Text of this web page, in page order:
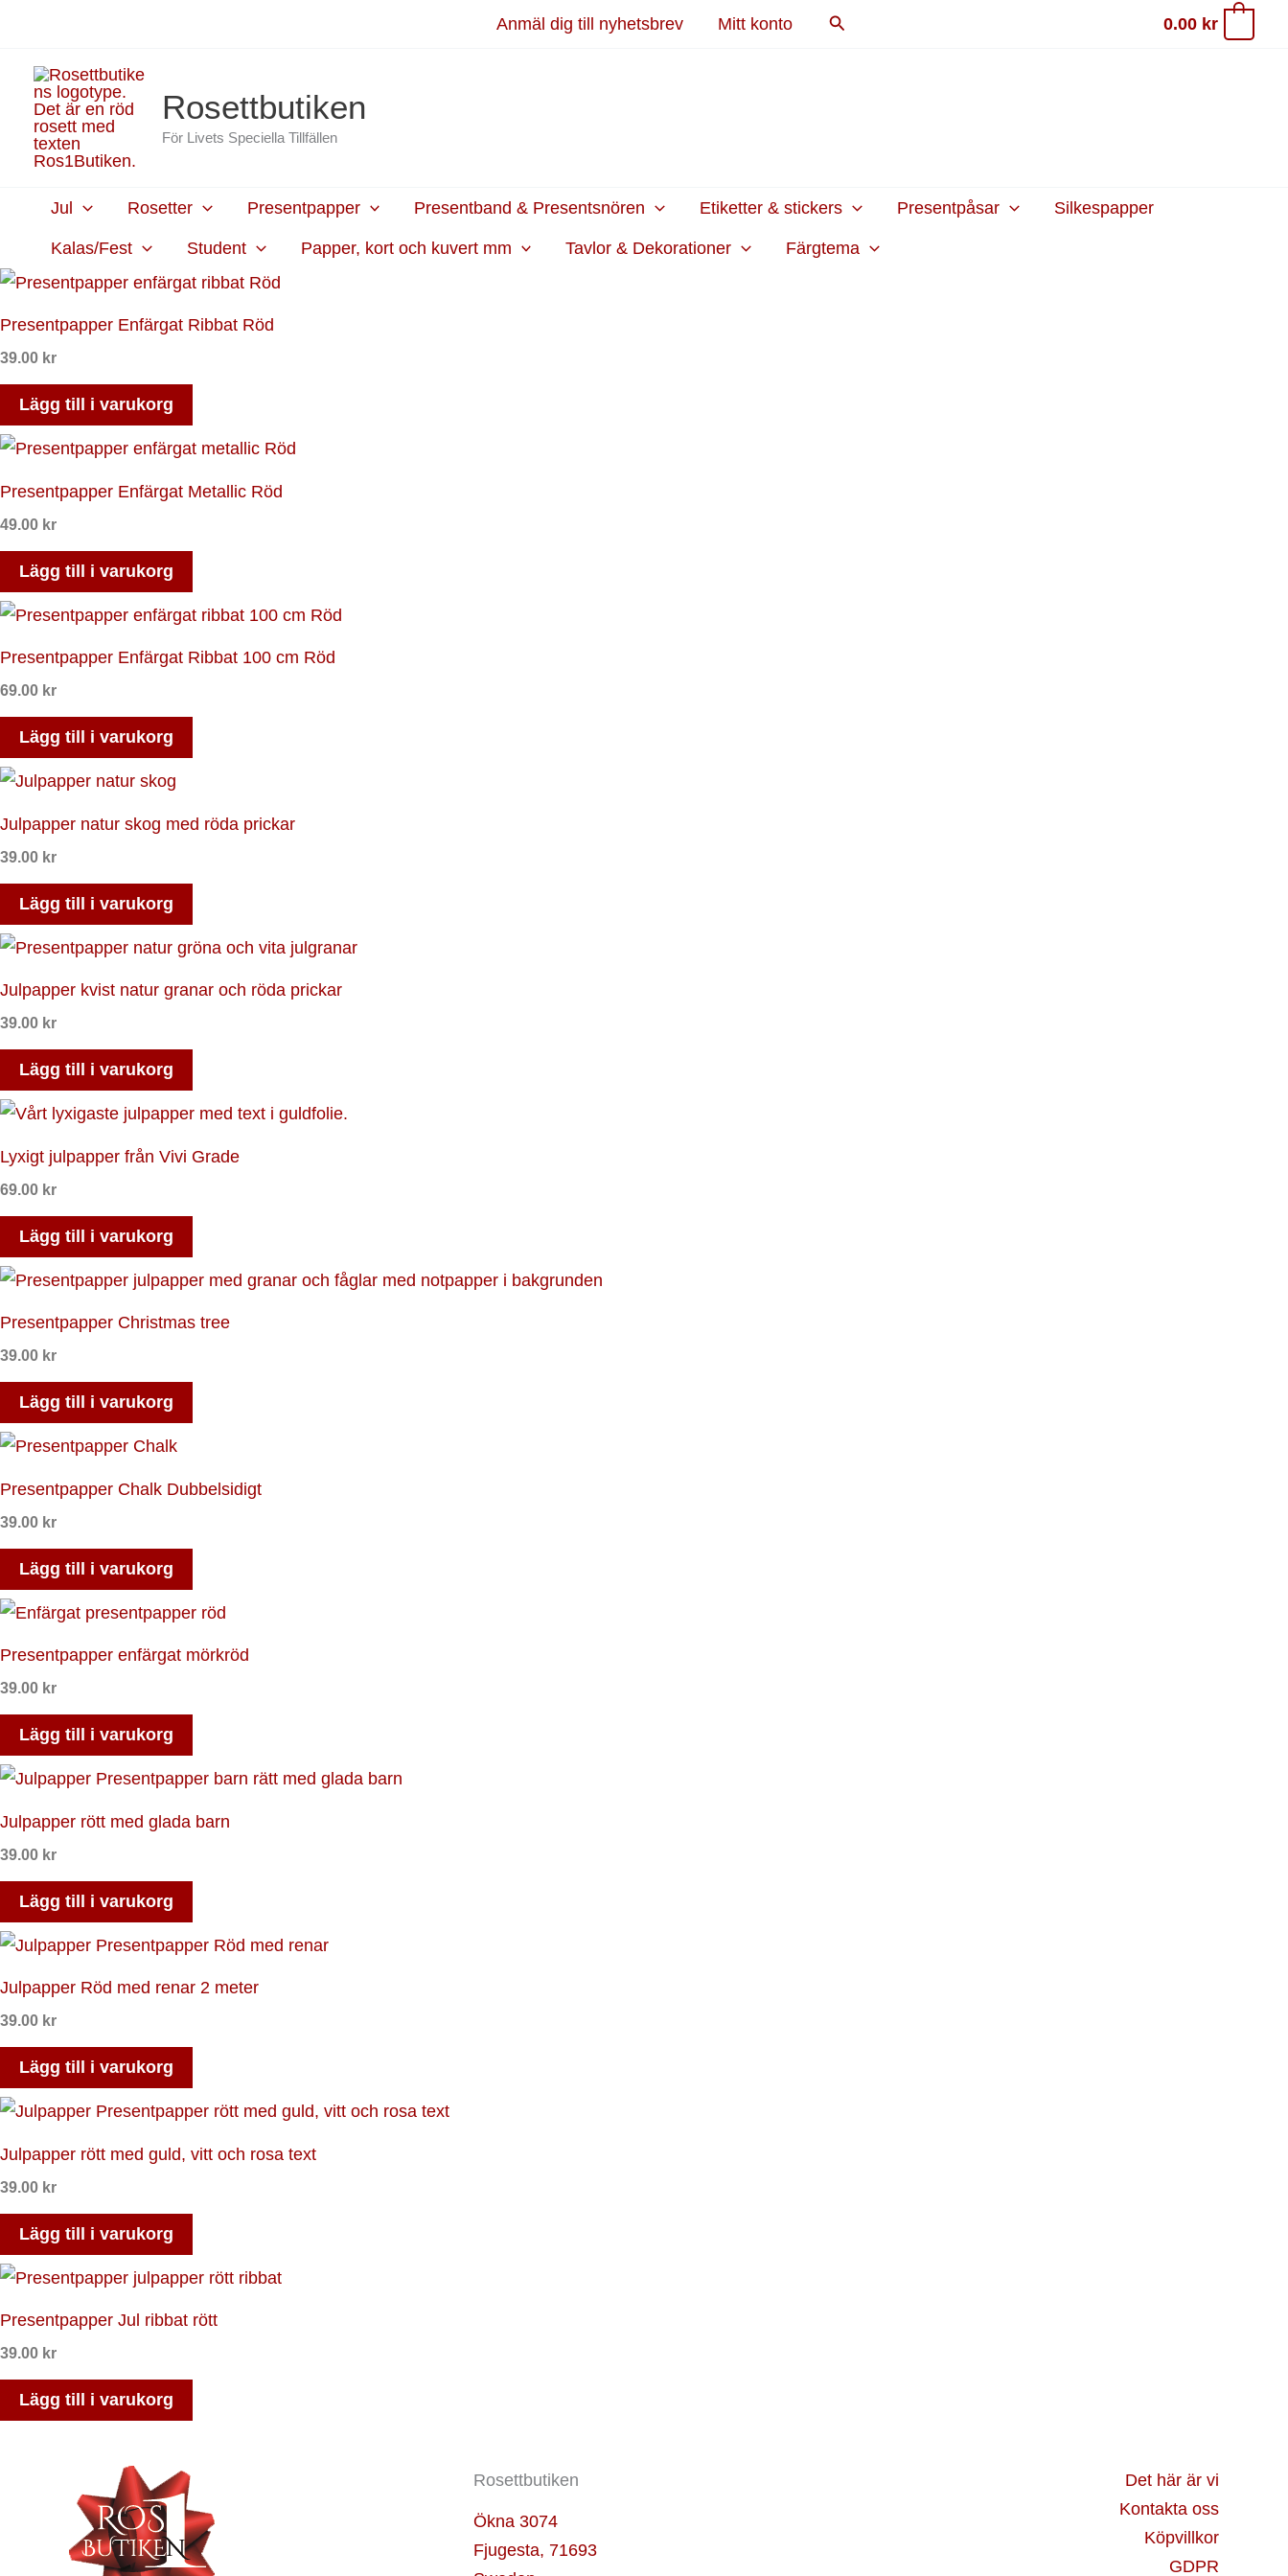
innehåll
Anmäl dig till nyhetsbrev Mitt konto Sök 0.00 kr
Rosettbutiken
För Livets Speciella Tillfällen
Jul Rosetter Presentpapper Presentband & Presentsnören Etiketter & stickers Presentpåsar Silkespapper
Kalas/Fest Student Papper, kort och kuvert mm Tavlor & Dekorationer Färgtema
Presentpapper Enfärgat Ribbat Röd
39.00 kr
Lägg till i varukorg
Presentpapper Enfärgat Metallic Röd
49.00 kr
Lägg till i varukorg
Presentpapper Enfärgat Ribbat 100 cm Röd
69.00 kr
Lägg till i varukorg
Julpapper natur skog med röda prickar
39.00 kr
Lägg till i varukorg
Julpapper kvist natur granar och röda prickar
39.00 kr
Lägg till i varukorg
Lyxigt julpapper från Vivi Grade
69.00 kr
Lägg till i varukorg
Presentpapper Christmas tree
39.00 kr
Lägg till i varukorg
Presentpapper Chalk Dubbelsidigt
39.00 kr
Lägg till i varukorg
Presentpapper enfärgat mörkröd
39.00 kr
Lägg till i varukorg
Julpapper rött med glada barn
39.00 kr
Lägg till i varukorg
Julpapper Röd med renar 2 meter
39.00 kr
Lägg till i varukorg
Julpapper rött med guld, vitt och rosa text
39.00 kr
Lägg till i varukorg
Presentpapper Jul ribbat rött
39.00 kr
Lägg till i varukorg
Rosettbutiken
Ökna 3074
Fjugesta, 71693
Det här är vi
Kontakta oss
Köpvillkor
GDPR